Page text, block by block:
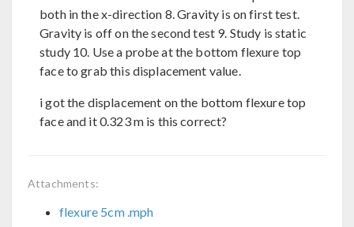
both in the x-direction 8. Gravity is on first test.
Gravity is off on the second test 9. Study is static
study 10. Use a probe at the bottom flexure top
face to grab this displacement value.
i got the displacement on the bottom flexure top
face and it 0.323 m is this correct?
Attachments:
flexure 5cm .mph